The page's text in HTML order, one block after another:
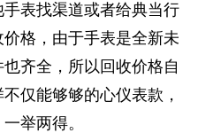
表找渠道或者给典当行
格，由于手表是全新未
齐全，所以回收价格自
仅能够够的心仪表款，
举两得。